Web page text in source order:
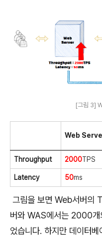
[그림 3]
Web
Throughput 2000TPS
Latency 50ms
그림을 보면 Web서버의
버와 WAS에서는 2000개
었습니다. 하지만 데이터